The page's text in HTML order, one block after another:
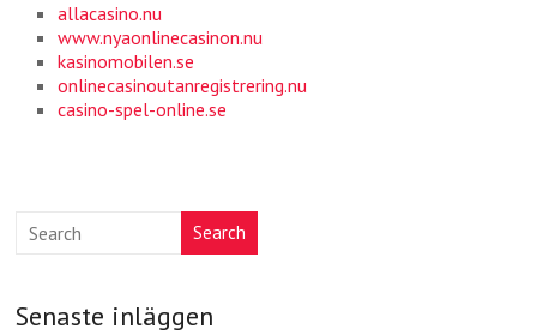
allacasino.nu
www.nyaonlinecasinon.nu
kasinomobilen.se
onlinecasinoutanregistrering.nu
casino-spel-online.se
Search
Senaste inläggen